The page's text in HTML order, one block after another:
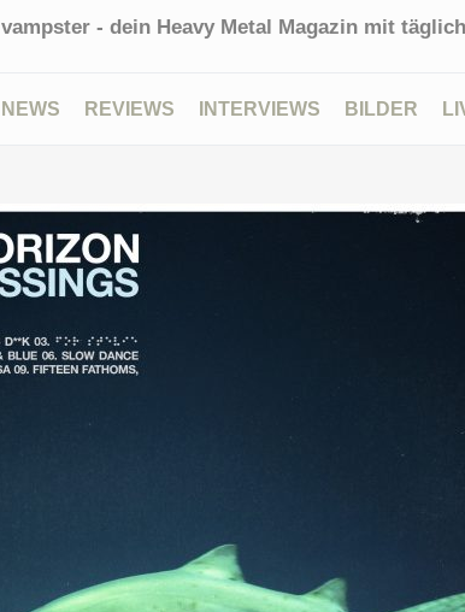
vampster - dein Heavy Metal Magazin mit
NEWS REVIEWS INTERVIEWS BILDER